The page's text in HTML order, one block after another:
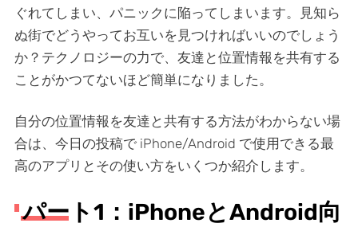
ぐれてしまい、パニックに陥ってしまいます。見知ら
ぬ街でどうやってお互いを見つければいいのでしょう
か？テクノロジーの力で、友達と位置情報を共有する
ことがかつてないほど簡単になりました。
自分の位置情報を友達と共有する方法がわからない場
合は、今日の投稿で iPhone/Android で使用できる最
高のアプリとその使い方をいくつか紹介します。
パート1：iPhoneとAndroid向